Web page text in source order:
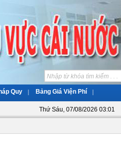
Quy Bảng Giá Viện Phí
Thứ Sáu, 07/08/2026 03:01